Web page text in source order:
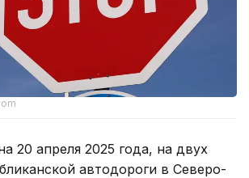
20 апреля 2025 года, на двух
автодороги в Северо-